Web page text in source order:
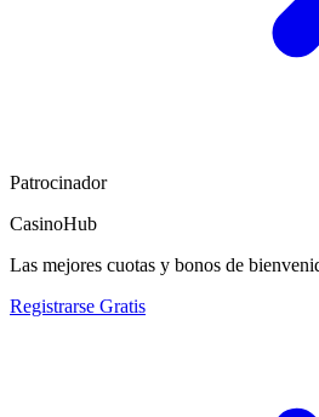
Patrocinador
CasinoHub
Las mejores cuotas y bonos de
Registrarse Gratis